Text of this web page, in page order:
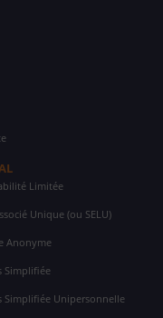
Limitée
Unique (ou SELU)
Anonyme
Simplifiée
Simplifiée Unipersonnelle